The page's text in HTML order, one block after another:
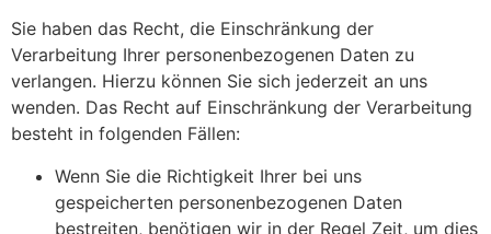
Sie haben das Recht, die Einschränkung der
Verarbeitung Ihrer personenbezogenen Daten zu
verlangen. Hierzu können Sie sich jederzeit an uns
wenden. Das Recht auf Einschränkung der Verarbeitung
besteht in folgenden Fällen:
Wenn Sie die Richtigkeit Ihrer bei uns
gespeicherten personenbezogenen Daten
bestreiten, benötigen wir in der Regel Zeit, um dies